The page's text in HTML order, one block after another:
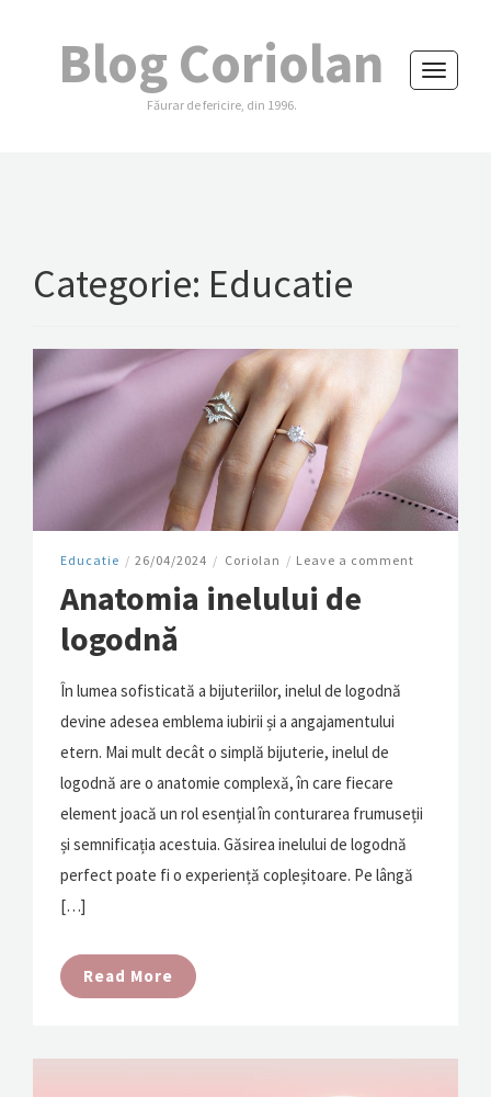
Blog Coriolan
Făurar de fericire, din 1996.
Toggle
Categorie: Educatie
Educatie / 26/04/2024 / Coriolan / Leave a comment
Anatomia inelului de
logodnă
În lumea sofisticată a bijuteriilor, inelul de logodnă
devine adesea emblema iubirii și a angajamentului
etern. Mai mult decât o simplă bijuterie, inelul de
logodnă are o anatomie complexă, în care fiecare
element joacă un rol esențial în conturarea frumuseții
și semnificația acestuia. Găsirea inelului de logodnă
perfect poate fi o experiență copleșitoare. Pe lângă
[…]
Read More